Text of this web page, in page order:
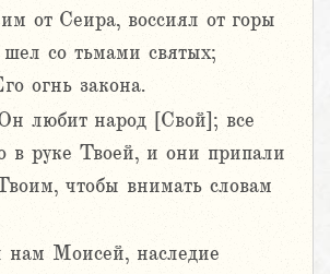
от Сеира, воссиял от горы
со тьмами святых;
огнь закона.
любит народ [Свой]; все
в руке Твоей, и они припали
чтобы внимать словам
нам Моисей, наследие